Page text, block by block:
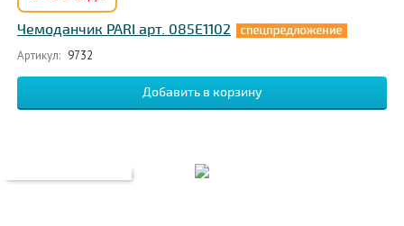
Чемоданчик PARI арт. 085E1102
Артикул: 9732